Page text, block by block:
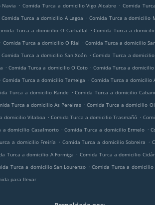
Navia . Comida Turca a domicilio Vigo Alcabre . Comida
Comida Turca a domicilio A Lagoa . Comida Turca a domicilio
Turca a domicilio O Carballal . Comida Turca a
. Comida Turca a domicilio O Rial . Comida Turca a domicilio
Comida Turca a domicilio San Xoán . Comida Turca a
. Comida Turca a domicilio O Coto . Comida Turca a domicilio
. Comida Turca a domicilio Tameiga . Comida Turca a domicilio
Turca a domicilio Rande . Comida Turca a domicilio
Turca a domicilio As Pereiras . Comida Turca a domicilio
domicilio Vilaboa . Comida Turca a domicilio Trasmañó .
a domicilio Casalmorto . Comida Turca a domicilio Ermelo .
a domicilio Freiría . Comida Turca a domicilio Sobreira .
Turca a domicilio A Formiga . Comida Turca a domicilio
Turca a domicilio San Lourenzo . Comida Turca a domicilio
para llevar